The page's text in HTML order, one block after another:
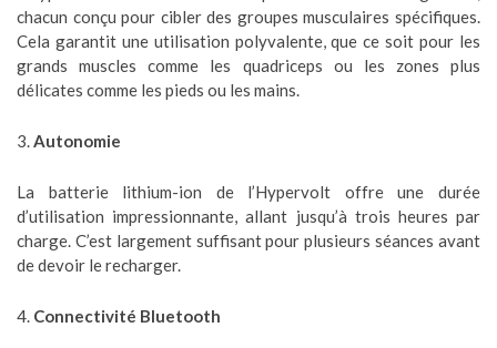
chacun conçu pour cibler des groupes musculaires spécifiques.
Cela garantit une utilisation polyvalente, que ce soit pour les
grands muscles comme les quadriceps ou les zones plus
délicates comme les pieds ou les mains.
3.Autonomie
La batterie lithium-ion de l’Hypervolt offre une durée
d’utilisation impressionnante, allant jusqu’à trois heures par
charge. C’est largement suffisant pour plusieurs séances avant
de devoir le recharger.
4. Connectivité Bluetooth